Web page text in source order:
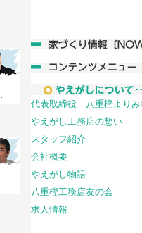
代表取締役 八重樫よりみ
やえがし工務店の想い
スタッフ紹介
会社概要
やえがし物語
八重樫工務店友の会
求人情報